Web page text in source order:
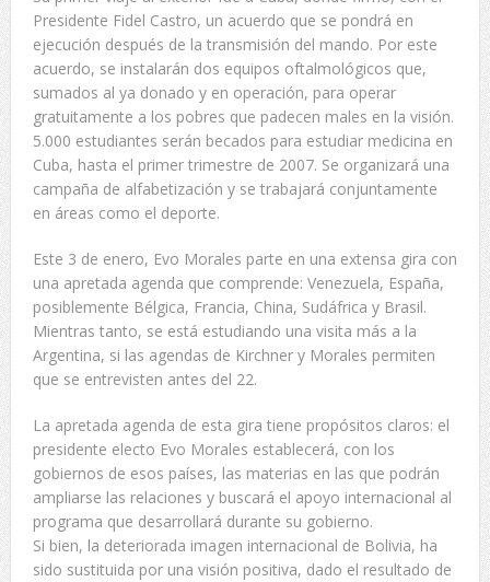
Presidente Fidel Castro, un acuerdo que se pondrá en
ejecución después de la transmisión del mando. Por este
acuerdo, se instalarán dos equipos oftalmológicos que,
sumados al ya donado y en operación, para operar
gratuitamente a los pobres que padecen males en la visión.
5.000 estudiantes serán becados para estudiar medicina en
Cuba, hasta el primer trimestre de 2007. Se organizará una
campaña de alfabetización y se trabajará conjuntamente
en áreas como el deporte.
Este 3 de enero, Evo Morales parte en una extensa gira con
una apretada agenda que comprende: Venezuela, España,
posiblemente Bélgica, Francia, China, Sudáfrica y Brasil.
Mientras tanto, se está estudiando una visita más a la
Argentina, si las agendas de Kirchner y Morales permiten
que se entrevisten antes del 22.
La apretada agenda de esta gira tiene propósitos claros: el
presidente electo Evo Morales establecerá, con los
gobiernos de esos países, las materias en las que podrán
ampliarse las relaciones y buscará el apoyo internacional al
programa que desarrollará durante su gobierno.
Si bien, la deteriorada imagen internacional de Bolivia, ha
sido sustituida por una visión positiva, dado el resultado de